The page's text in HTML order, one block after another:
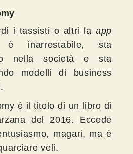
i tassisti o altri laapp
inarrestabile, sta
nella società e sta
modelli di business
è il titolo di un libro di
del 2016. Eccede
magari, ma è
veli.